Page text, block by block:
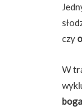
czy
W